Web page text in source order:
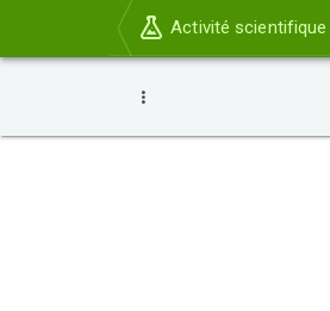
Activité scientifique